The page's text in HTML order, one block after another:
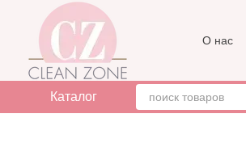
Перейти к основному контенту
О нас
Каталог